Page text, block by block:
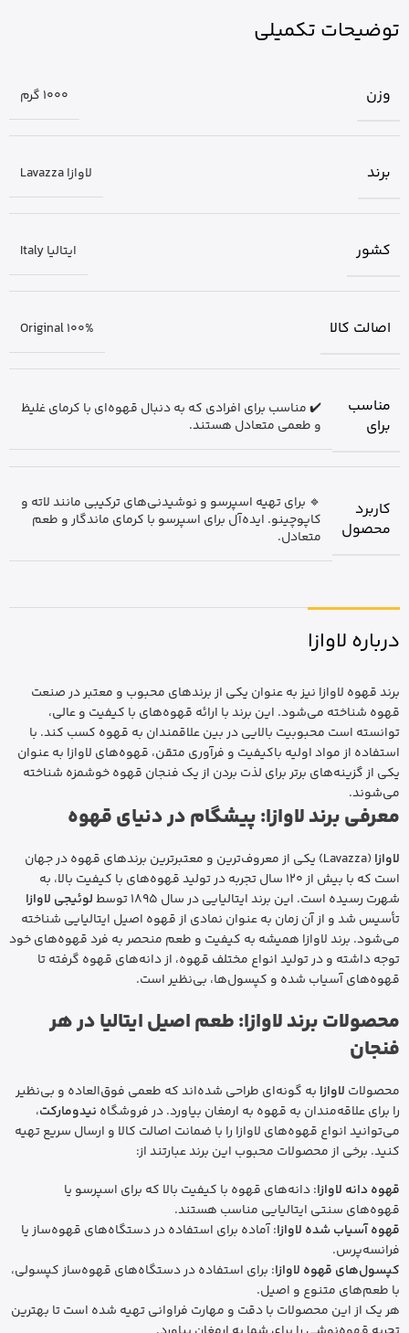
توضیحات تکمیلی
وزن 1000 گرم
برند لاوازا Lavazza
کشور ایتالیا Italy
اصالت کالا Original 100%
مناسب
برای
✔️ مناسب برای افرادی که به دنبال قهوه‌ای با کرمای غلیظ
و طعمی متعادل هستند.
کاربرد
محصول
🔹 برای تهیه اسپرسو و نوشیدنی‌های ترکیبی مانند لاته و
کاپوچینو. ایده‌آل برای اسپرسو با کرمای ماندگار و طعم
متعادل.
درباره لاوازا
برند قهوه لاوازا نیز به عنوان یکی از برندهای محبوب و معتبر در صنعت
قهوه شناخته می‌شود. این برند با ارائه قهوه‌های با کیفیت و عالی،
توانسته است محبوبیت بالایی در بین علاقمندان به قهوه کسب کند. با
استفاده از مواد اولیه باکیفیت و فرآوری متقن، قهوه‌های لاوازا به عنوان
یکی از گزینه‌های برتر برای لذت بردن از یک فنجان قهوه خوشمزه شناخته
می‌شوند.
معرفی برند لاوازا: پیشگام در دنیای قهوه
لاوازا
(Lavazza) یکی از معروف‌ترین و معتبرترین برندهای قهوه در جهان
است که با بیش از 120 سال تجربه در تولید قهوه‌های با کیفیت بالا، به
شهرت رسیده است. این برند ایتالیایی در سال 1895 توسط
لوئیجی لاوازا
تأسیس شد و از آن زمان به عنوان نمادی از قهوه اصیل ایتالیایی شناخته
می‌شود. برند لاوازا همیشه به کیفیت و طعم منحصر به فرد قهوه‌های خود
توجه داشته و در تولید انواع مختلف قهوه، از دانه‌های قهوه گرفته تا
قهوه‌های آسیاب شده و کپسول‌ها، بی‌نظیر است.
محصولات برند لاوازا: طعم اصیل ایتالیا در هر
فنجان
محصولات لاوازا به گونه‌ای طراحی شده‌اند که طعمی فوق‌العاده و بی‌نظیر
را برای علاقه‌مندان به قهوه به ارمغان بیاورد. در فروشگاه نیدومارکت،
می‌توانید انواع قهوه‌های لاوازا را با ضمانت اصالت کالا و ارسال سریع تهیه
کنید. برخی از محصولات محبوب این برند عبارتند از:
قهوه دانه لاوازا: دانه‌های قهوه با کیفیت بالا که برای اسپرسو یا
قهوه‌های سنتی ایتالیایی مناسب هستند.
قهوه آسیاب شده لاوازا: آماده برای استفاده در دستگاه‌های قهوه‌ساز یا
فرانسه‌پرس.
کپسول‌های قهوه لاوازا: برای استفاده در دستگاه‌های قهوه‌ساز کپسولی،
با طعم‌های متنوع و اصیل.
هر یک از این محصولات با دقت و مهارت فراوانی تهیه شده است تا بهترین